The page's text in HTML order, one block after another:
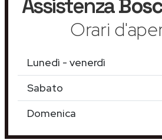
Assistenza
Orari
Lunedì - venerdì
Sabato
Domenica